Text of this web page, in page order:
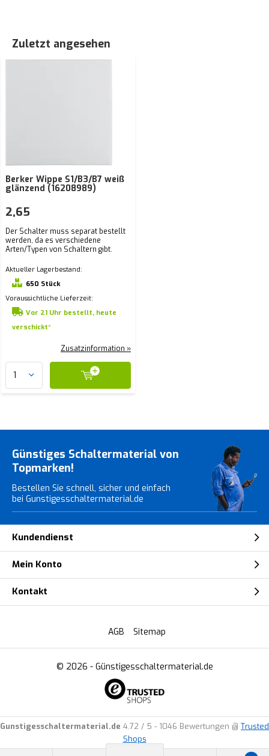
Zuletzt angesehen
Berker Wippe S1/B3/B7 weiß
glänzend (16208989)
Der Schalter muss separat bestellt
werden, da es verschiedene
Arten/Typen von Schaltern gibt.
Aktueller Lagerbestand:
650 Stück
Voraussichtliche Lieferzeit:
Vor 21 Uhr bestellt, heute
verschickt*
2,65
Zusatzinformation »
Günstiges Schaltermaterial von
Topmarken!
Bestellen Sie schnell, sicher und einfach
bei Gunstigesschaltermaterial.de
Kundendienst
Mein Konto
Kontakt
© 2026 - Günstigesschaltermaterial.de
AGB Sitemap
Gunstigesschaltermaterial.de 4.72 / 5 - 1046 Bewertungen @ Trusted
Shops